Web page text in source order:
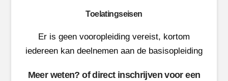
Toelatingseisen
Er is geen vooropleiding vereist, kortom
iedereen kan deelnemen aan de basisopleiding
Meer weten? of direct inschrijven voor een